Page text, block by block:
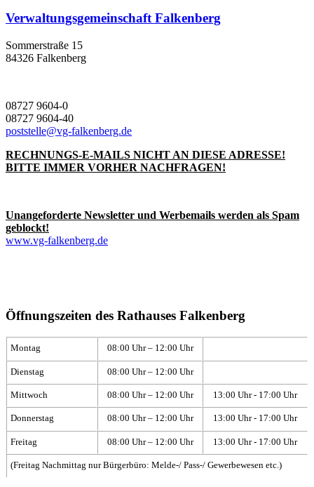
Verwaltungsgemeinschaft Falkenberg
Sommerstraße 15
84326 Falkenberg
08727 9604-0
08727 9604-40
poststelle@vg-falkenberg.de
RECHNUNGS-E-MAILS NICHT AN DIESE ADRESSE!
BITTE IMMER VORHER NACHFRAGEN!
Unangeforderte Newsletter und Werbemails werden als Spam
geblockt!
www.vg-falkenberg.de
Öffnungszeiten des Rathauses Falkenberg
Montag 08:00 Uhr – 12:00 Uhr
Dienstag 08:00 Uhr – 12:00 Uhr
Mittwoch 08:00 Uhr – 12:00 Uhr 13:00 Uhr - 17:00 Uhr
Donnerstag 08:00 Uhr – 12:00 Uhr 13:00 Uhr - 17:00 Uhr
Freitag 08:00 Uhr – 12:00 Uhr 13:00 Uhr - 17:00 Uhr
(Freitag Nachmittag nur Bürgerbüro: Melde-/ Pass-/ Gewerbewesen etc.)